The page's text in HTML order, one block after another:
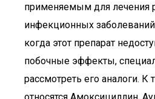
применяемым для лечения
инфекционных
когда этот препарат
побочные эффекты,
рассмотреть его аналоги. К